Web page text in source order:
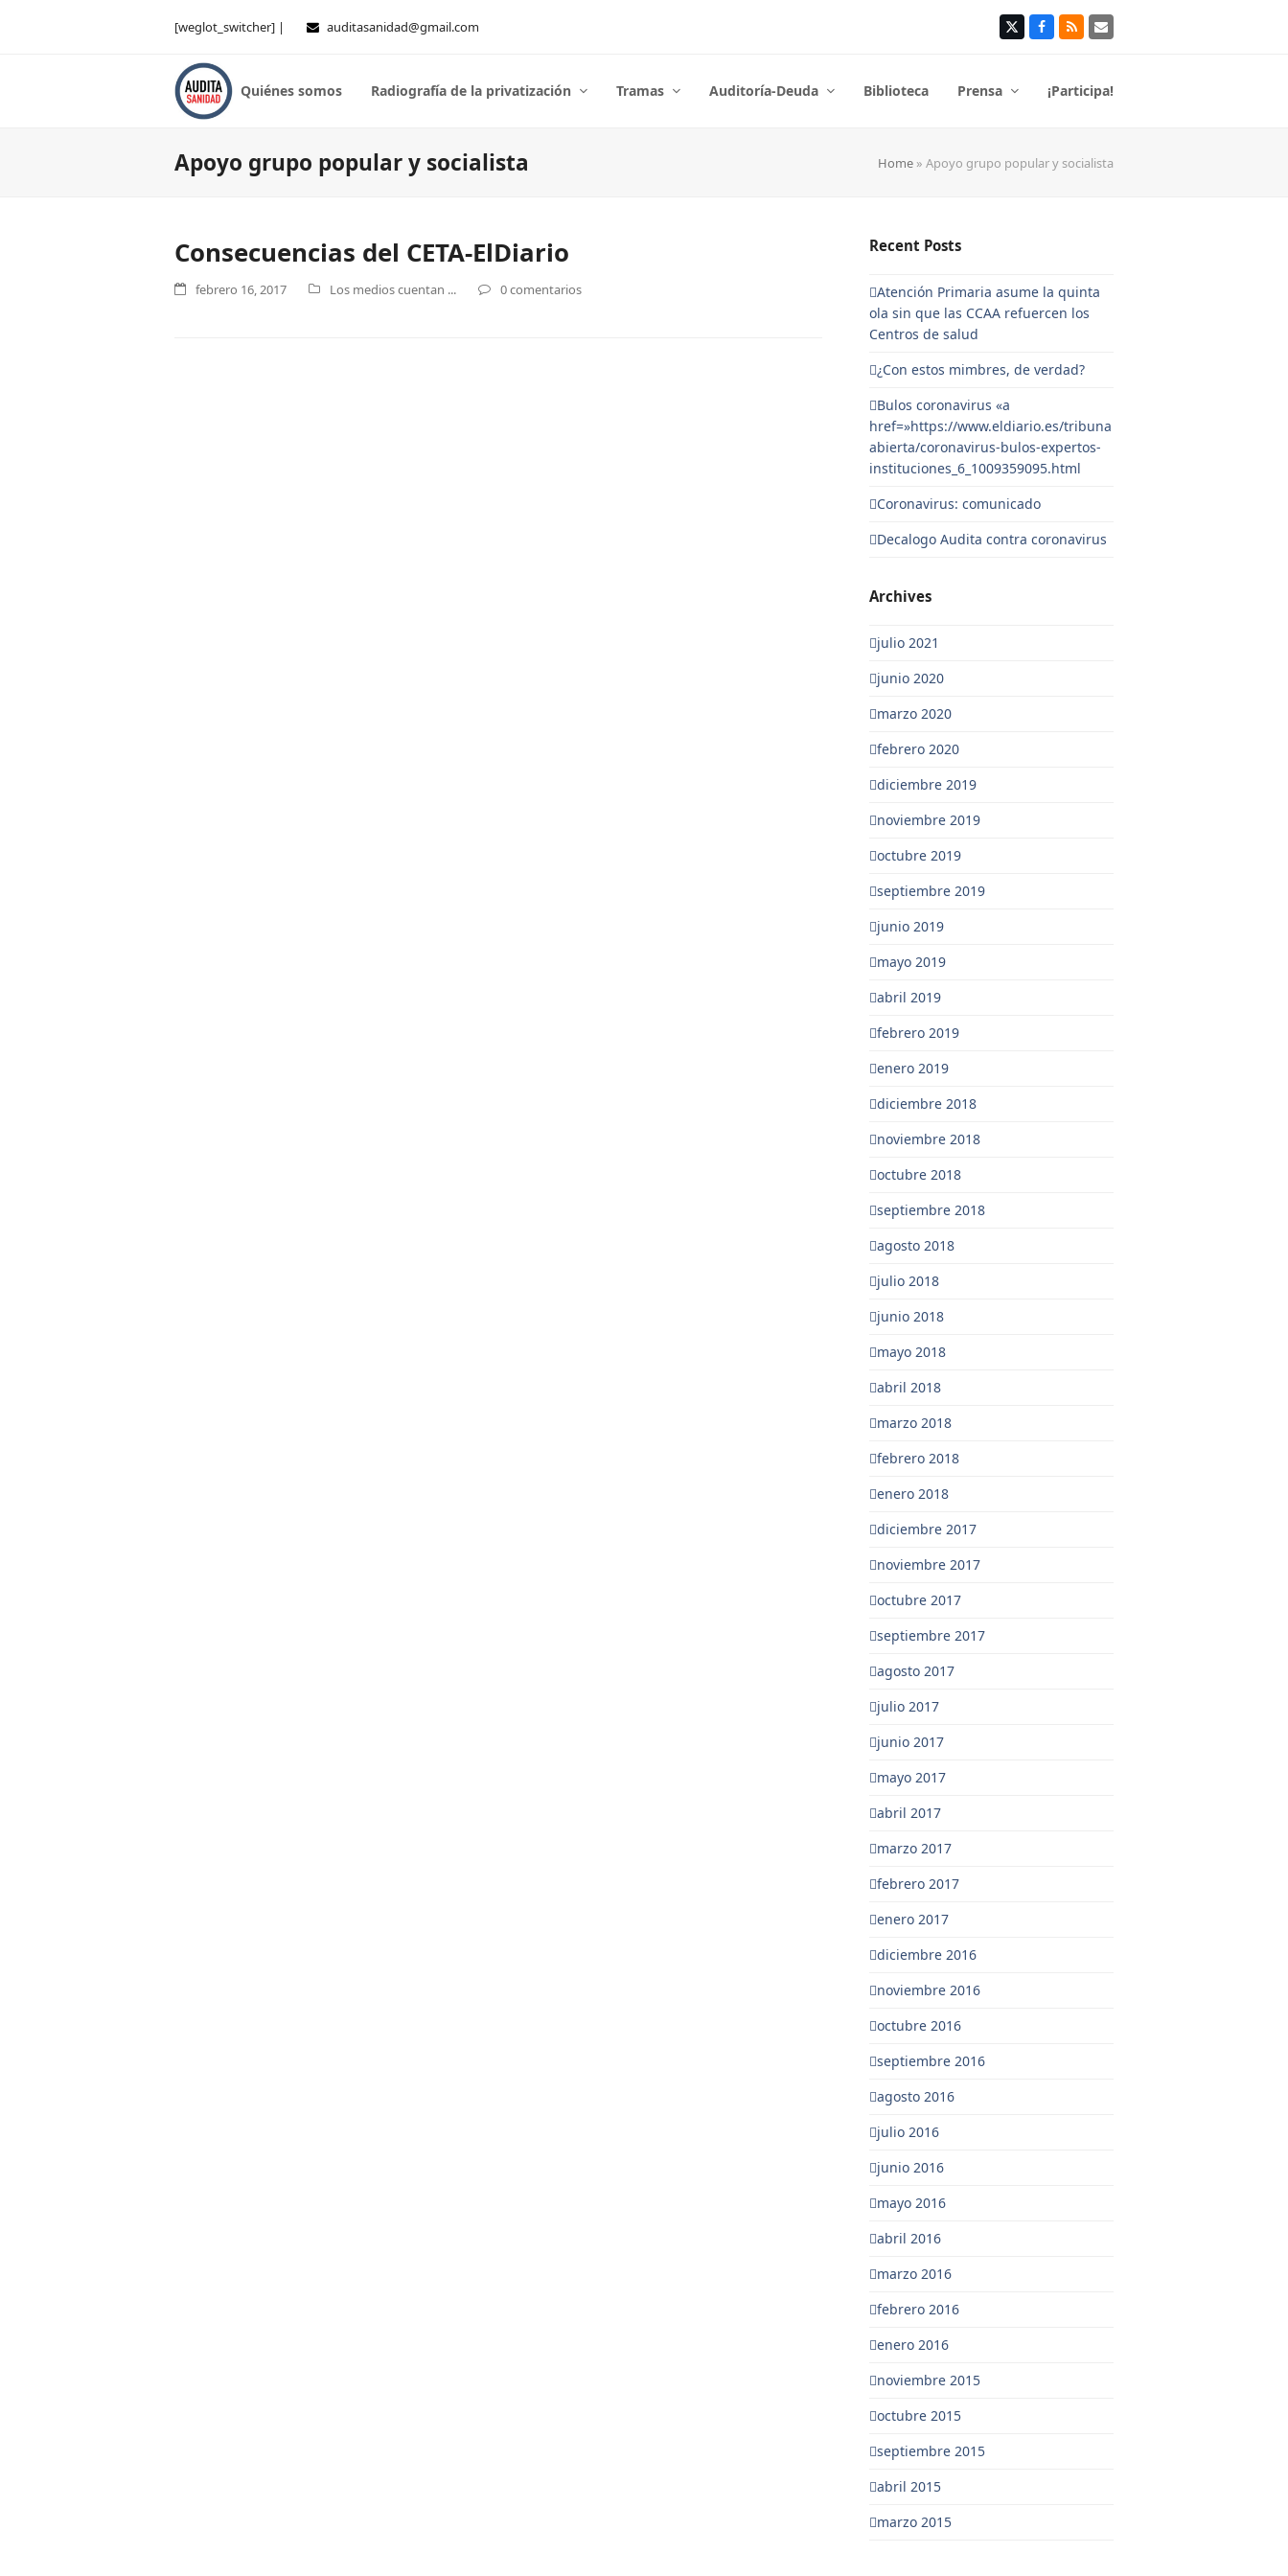
[weglot_switcher] | auditasanidad@gmail.com TwitterFacebook
RSS Correo
Quiénes somos Radiografía de la privatización Tramas Auditoría-Deuda Biblioteca Prensa ¡Participa!
Apoyo grupo popular y socialista Home » Apoyo grupo popular y socialista
Consecuencias del CETA-ElDiario
febrero 16, 2017 Los medios cuentan ... 0 comentarios
Recent Posts
Atención Primaria asume la quinta
ola sin que las CCAA refuercen los
Centros de salud
¿Con estos mimbres, de verdad?
Bulos coronavirus «a
href=»https://www.eldiario.es/tribuna
abierta/coronavirus-bulos-expertos-
instituciones_6_1009359095.html
Coronavirus: comunicado
Decalogo Audita contra coronavirus
Archives
julio 2021
junio 2020
marzo 2020
febrero 2020
diciembre 2019
noviembre 2019
octubre 2019
septiembre 2019
junio 2019
mayo 2019
abril 2019
febrero 2019
enero 2019
diciembre 2018
noviembre 2018
octubre 2018
septiembre 2018
agosto 2018
julio 2018
junio 2018
mayo 2018
abril 2018
marzo 2018
febrero 2018
enero 2018
diciembre 2017
noviembre 2017
octubre 2017
septiembre 2017
agosto 2017
julio 2017
junio 2017
mayo 2017
abril 2017
marzo 2017
febrero 2017
enero 2017
diciembre 2016
noviembre 2016
octubre 2016
septiembre 2016
agosto 2016
julio 2016
junio 2016
mayo 2016
abril 2016
marzo 2016
febrero 2016
enero 2016
noviembre 2015
octubre 2015
septiembre 2015
abril 2015
marzo 2015